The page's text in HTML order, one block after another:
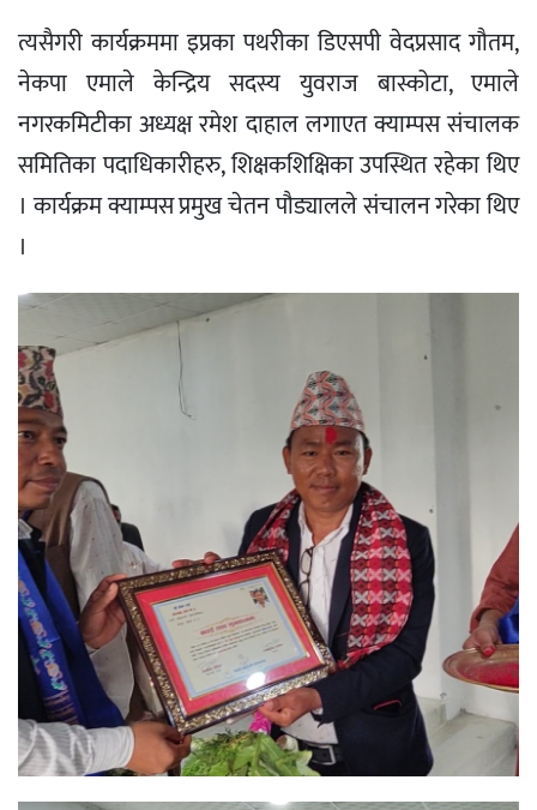
त्यसैगरी कार्यक्रममा इप्रका पथरीका डिएसपी वेदप्रसाद गौतम,
नेकपा एमाले केन्द्रिय सदस्य युवराज बास्कोटा, एमाले
नगरकमिटीका अध्यक्ष रमेश दाहाल लगाएत क्याम्पस संचालक
समितिका पदाधिकारीहरु, शिक्षकशिक्षिका उपस्थित रहेका थिए
। कार्यक्रम क्याम्पस प्रमुख चेतन पौड्यालले संचालन गरेका थिए
।